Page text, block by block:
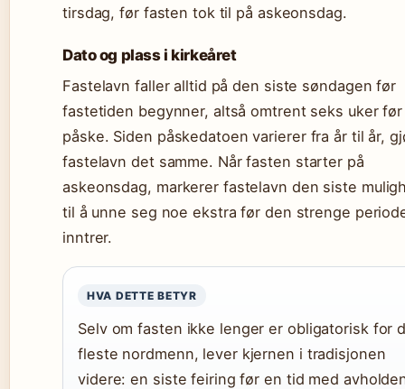
tirsdag, før fasten tok til på askeonsdag.
Dato og plass i kirkeåret
Fastelavn faller alltid på den siste søndagen før
fastetiden begynner, altså omtrent seks uker før
påske. Siden påskedatoen varierer fra år til år,
fastelavn det samme. Når fasten starter på
askeonsdag, markerer fastelavn den siste
til å unne seg noe ekstra før den strenge
inntrer.
HVA DETTE BETYR
Selv om fasten ikke lenger er obligatorisk for
fleste nordmenn, lever kjernen i tradisjonen
videre: en siste feiring før en tid med